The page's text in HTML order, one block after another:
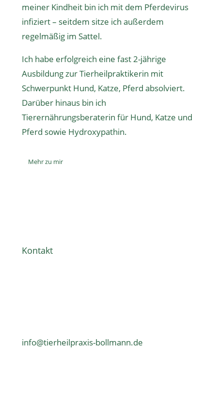
meiner Kindheit bin ich mit dem Pferdevirus
infiziert – seitdem sitze ich außerdem
regelmäßig im Sattel.
Ich habe erfolgreich eine fast 2-jährige
Ausbildung zur Tierheilpraktikerin mit
Schwerpunkt Hund, Katze, Pferd absolviert.
Darüber hinaus bin ich
Tierernährungsberaterin für Hund, Katze und
Pferd sowie Hydroxypathin.
Mehr zu mir
Kontakt
info@tierheilpraxis-bollmann.de